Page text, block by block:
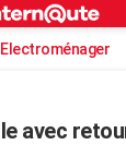
S'inscrire
Electroménager
avec